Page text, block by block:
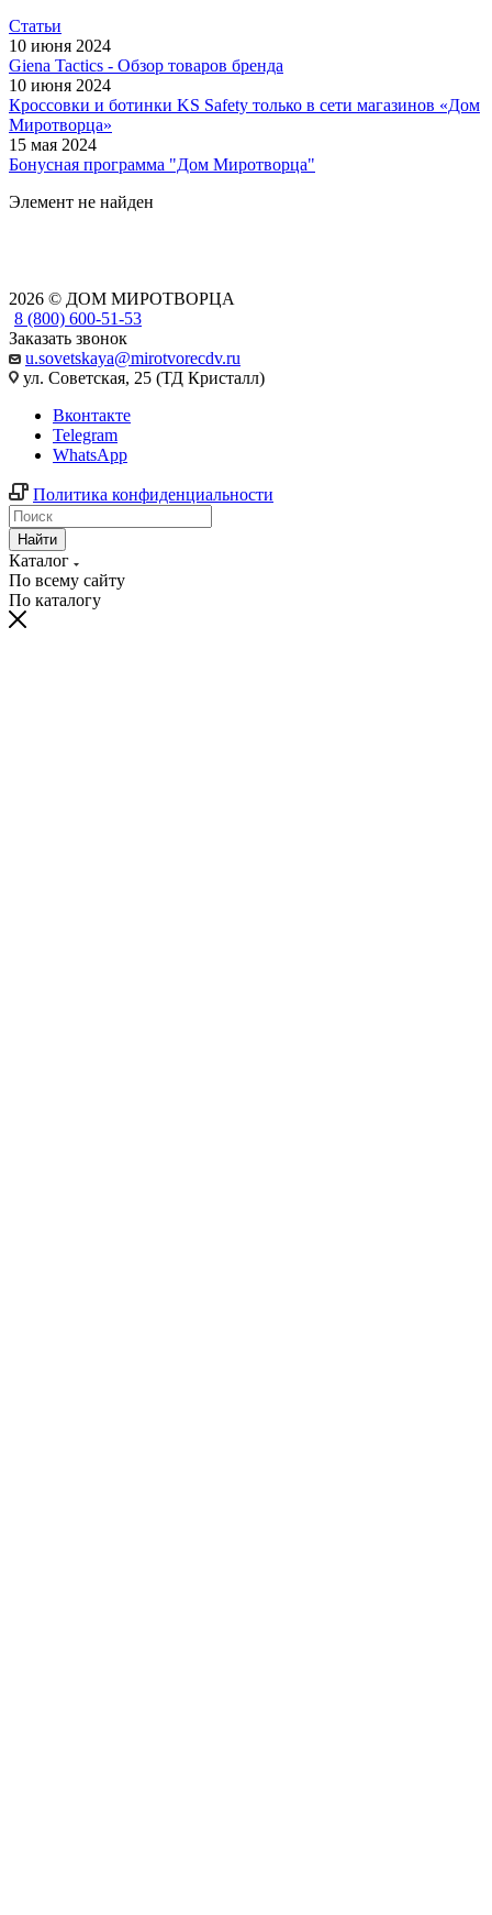
Статьи
10 июня 2024
Giena Tactics - Обзор товаров бренда
10 июня 2024
Кроссовки и ботинки KS Safety только в сети магазинов «Дом
Миротворца»
15 мая 2024
Бонусная программа "Дом Миротворца"
Элемент не найден
2026 © ДОМ МИРОТВОРЦА
8 (800) 600-51-53
Заказать звонок
u.sovetskaya@mirotvorecdv.ru
ул. Советская, 25 (ТД Кристалл)
Вконтакте
Telegram
WhatsApp
Политика конфиденциальности
Найти
Каталог
По всему сайту
По каталогу